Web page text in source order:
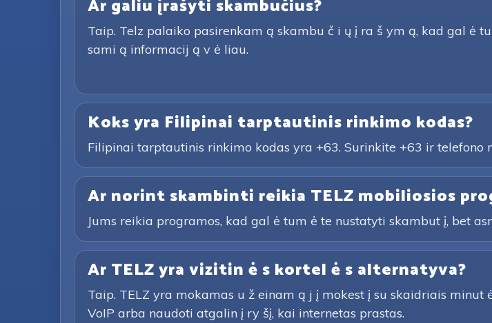
Ar galiu įrašyti skambučius?
Taip. Telz palaiko pasirenkam ą skambu č i ų į ra š ym ą, kad gal ė
sami ą informacij ą v ė liau.
Koks yra Filipinai tarptautinis rinkimo kodas?
Filipinai tarptautinis rinkimo kodas yra +63. Surinkite +63 ir telefono
Ar norint skambinti reikia TELZ mobiliosios
Jums reikia programos, kad gal ė tum ė te nustatyti skambut į, bet
Ar TELZ yra vizitin ė s kortel ė s alternatyva?
Taip. TELZ yra mokamas u ž einam ą j į mokest į su skaidriais
VoIP arba naudoti atgalin į ry šį, kai internetas prastas.